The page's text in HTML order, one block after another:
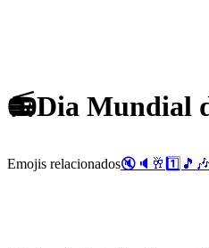
📻Dia Mundial
Emojis relacionados🔇 🔈 🥂 1️⃣ 🎵 🎶